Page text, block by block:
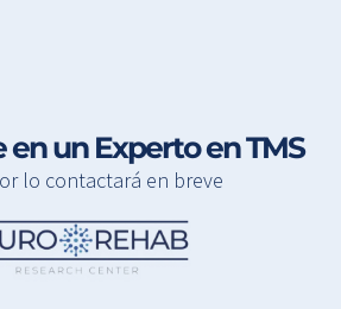
en un Experto en TMS
lo contactará en breve